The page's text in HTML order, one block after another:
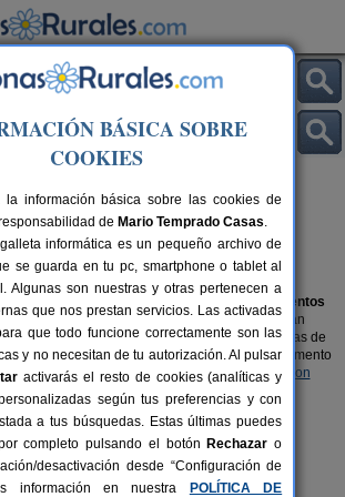
que admiten animales en
admiten animales? Aquí encontrarásalojamientos
mascotas, son parte de la familia y por ello, van
tienen derecho de disfrutar de las ventajas de
los encantos del entorno. ¿Te imaginas el momento
lado de la chimena?, encuentra casas rurales con
filtra por las que admitan animales.
BÁSICA SOBRE
COOKIES
la información básica sobre las cookies de
de Mario Temprado Casas.
informática es un pequeño archivo de
se guarda en tu pc, smartphone o tablet al
Algunas son nuestras y otras pertenecen a
que nos prestan servicios. Las activadas
que todo funcione correctamente son las
y no necesitan de tu autorización. Al pulsar
activarás el resto de cookies (analíticas y
según tus preferencias y con
a tus búsquedas. Estas últimas puedes
completo pulsando el botón Rechazar o
desactivación desde “Configuración de
información en nuestra
POLÍTICA DE